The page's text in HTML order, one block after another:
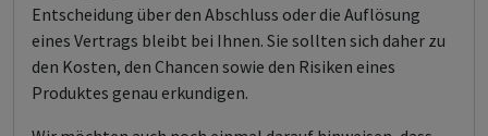
Entscheidung über den Abschluss oder die Auflösung
eines Vertrags bleibt bei Ihnen. Sie sollten sich daher zu
den Kosten, den Chancen sowie den Risiken eines
Produktes genau erkundigen.